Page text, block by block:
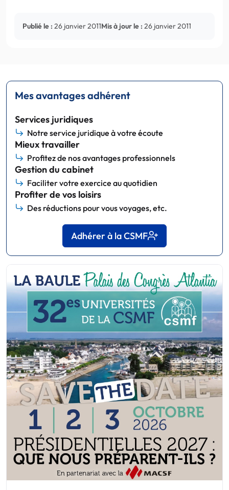
Publié le : 26 janvier 2011Mis à jour le : 26 janvier 2011
Mes avantages adhérent
Services juridiques
Notre service juridique à votre écoute
Mieux travailler
Profitez de nos avantages professionnels
Gestion du cabinet
Faciliter votre exercice au quotidien
Profiter de vos loisirs
Des réductions pour vous voyages, etc.
Adhérer à la CSMF